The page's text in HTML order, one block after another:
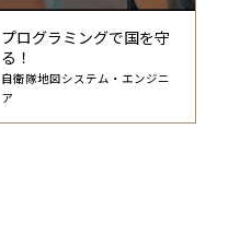
プログラミングで国を守
る！
自衛隊地図システム・エンジニ
ア